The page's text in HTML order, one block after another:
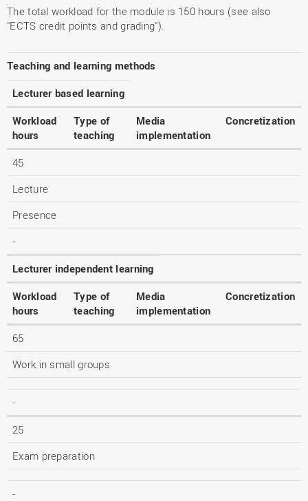
The total workload for the module is 150 hours (see also
"ECTS credit points and grading").
Teaching and learning methods
Lecturer based learning
Workload
hours
Type of
teaching
Media
implementation
Concretization
45
Lecture
Presence
-
Lecturer independent learning
Workload
hours
Type of
teaching
Media
implementation
Concretization
65
Work in small groups
-
25
Exam preparation
-